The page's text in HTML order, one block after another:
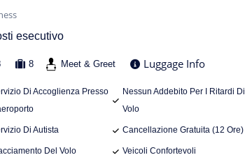
esecutivo
8 Meet & Greet Luggage Info
Di Accoglienza Presso
Nessun Addebito Per I Ritardi Di
Volo
Di Autista Cancellazione Gratuita (12 Ore)
Del Volo Veicoli Confortevoli